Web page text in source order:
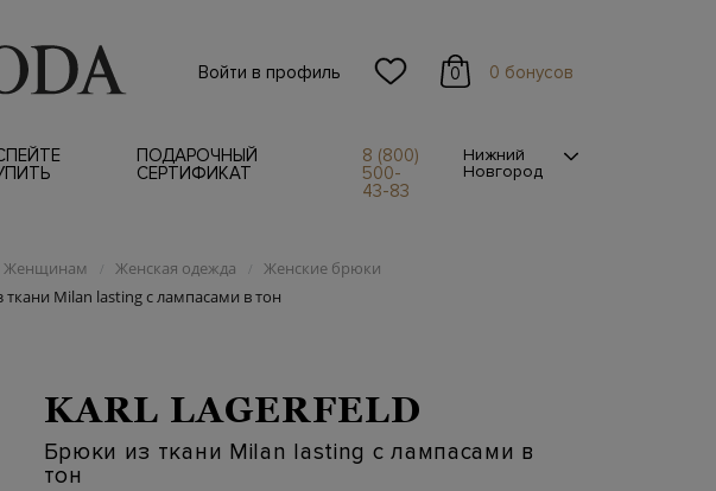
Войти в профиль 0 0 бонусов
ПОДАРОЧНЫЙ
СЕРТИФИКАТ
8 (800)
500-
43-83
Нижний
Новгород
Женщинам / Женская одежда / Женские брюки
Milan lasting с лампасами в тон
KARL LAGERFELD
Брюки из ткани Milan lasting с лампасами в
тон